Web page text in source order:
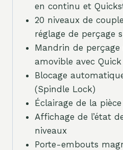
en continu et
20 niveaux de
réglage de perçage
Mandrin de
amovible avec Quick
Blocage
(Spindle Lock)
Éclairage de la
Affichage de l’état
niveaux
Porte-embouts